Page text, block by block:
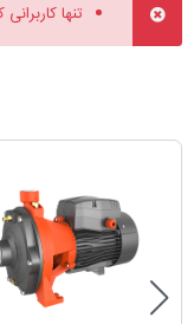
تنها